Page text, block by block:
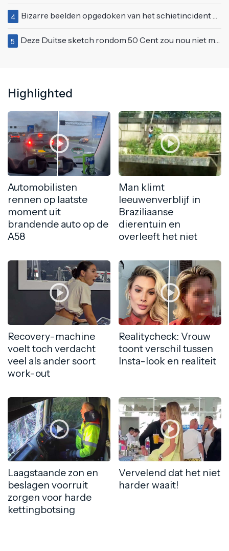
4 Bizarre beelden opgedoken van het schietincident Vinkhuizen Bar in Groningen
5 Deze Duitse sketch rondom 50 Cent zou nou niet meer op tv kunnen
Highlighted
Automobilisten
rennen op laatste
moment uit
brandende auto op de
A58
Man klimt
leeuwenverblijf in
Braziliaanse
dierentuin en
overleeft het niet
Recovery-machine
voelt toch verdacht
veel als ander soort
work-out
Realitycheck: Vrouw
toont verschil tussen
Insta-look en realiteit
Laagstaande zon en
beslagen voorruit
zorgen voor harde
kettingbotsing
Vervelend dat het niet
harder waait!